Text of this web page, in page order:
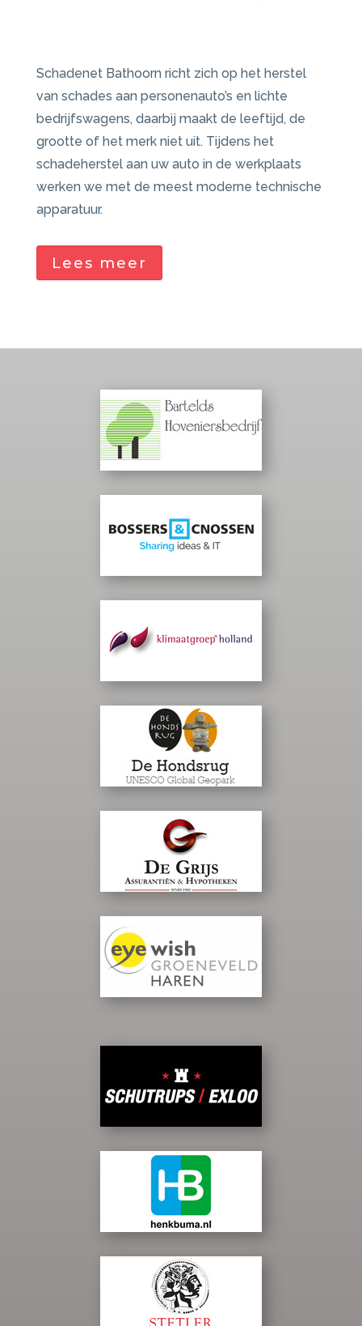
Schadenet Bathoorn richt zich op het herstel
van schades aan personenauto’s en lichte
bedrijfswagens, daarbij maakt de leeftijd, de
grootte of het merk niet uit. Tijdens het
schadeherstel aan uw auto in de werkplaats
werken we met de meest moderne technische
apparatuur.
Lees meer